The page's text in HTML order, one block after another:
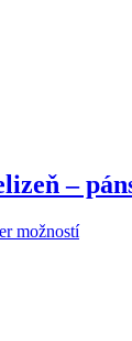
–
možností